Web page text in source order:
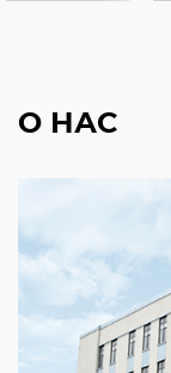
О НАС